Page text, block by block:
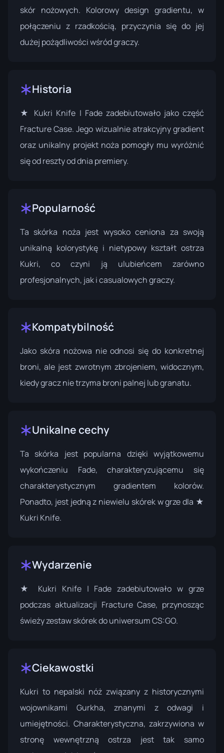
skór nożowych. Kolorowy design gradientu, w
połączeniu z rzadkością, przyczynia się do jej
dużej pożądliwości wśród graczy.
Historia
★ Kukri Knife | Fade zadebiutowało jako część
Fracture Case. Jego wizualnie atrakcyjny gradient
oraz unikalny projekt noża pomogły mu wyróżnić
się od reszty od dnia premiery.
Popularność
Ta skórka noża jest wysoko ceniona za swoją
unikalną kolorystykę i nietypowy kształt ostrza
Kukri, co czyni ją ulubieńcem zarówno
profesjonalnych, jak i casualowych graczy.
Kompatybilność
Jako skóra nożowa nie odnosi się do konkretnej
broni, ale jest zwrotnym zbrojeniem, widocznym,
kiedy gracz nie trzyma broni palnej lub granatu.
Unikalne cechy
Ta skórka jest popularna dzięki wyjątkowemu
wykończeniu Fade, charakteryzującemu się
charakterystycznym gradientem kolorów.
Ponadto, jest jedną z niewielu skórek w grze dla ★
Kukri Knife.
Wydarzenie
★ Kukri Knife | Fade zadebiutowało w grze
podczas aktualizacji Fracture Case, przynosząc
świeży zestaw skórek do uniwersum CS:GO.
Ciekawostki
Kukri to nepalski nóż związany z historycznymi
wojownikami Gurkha, znanymi z odwagi i
umiejętności. Charakterystyczna, zakrzywiona w
stronę wewnętrzną ostrza jest tak samo